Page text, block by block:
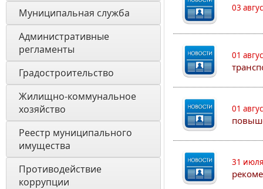
Муниципальная служба
Административные
регламенты
Градостроительство
Жилищно-коммунальное
хозяйство
Реестр муниципального
имущества
Противодействие
коррупции
03
01
01
31